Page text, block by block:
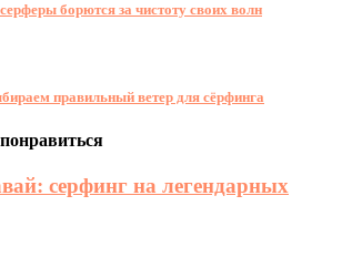
борются за чистоту своих волн
правильный ветер для сёрфинга
серфинг на легендарных